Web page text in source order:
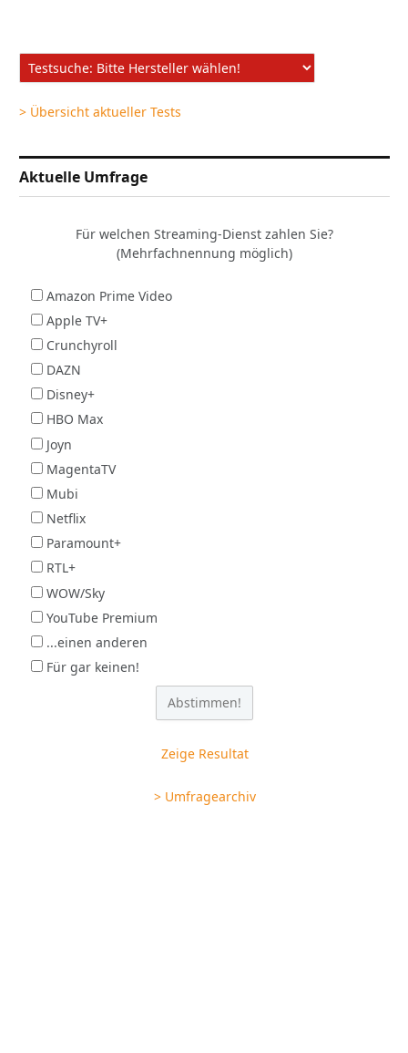
> Übersicht aktueller Tests
Aktuelle Umfrage
Für welchen Streaming-Dienst zahlen Sie?
(Mehrfachnennung möglich)
Amazon Prime Video
Apple TV+
Crunchyroll
DAZN
Disney+
HBO Max
Joyn
MagentaTV
Mubi
Netflix
Paramount+
RTL+
WOW/Sky
YouTube Premium
...einen anderen
Für gar keinen!
Zeige Resultat
> Umfragearchiv